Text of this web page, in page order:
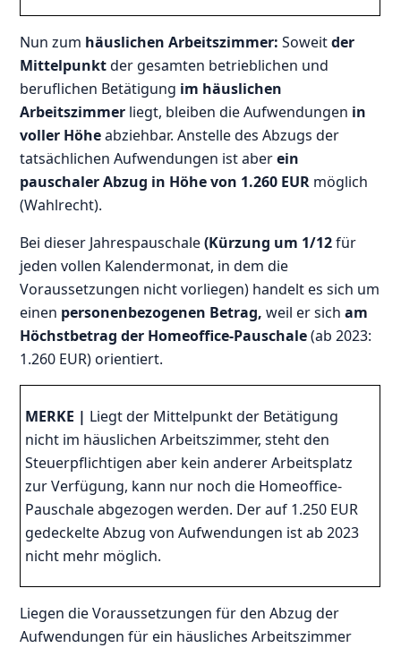
Nun zum häuslichen Arbeitszimmer:Soweitder
Mittelpunktder gesamten betrieblichen und
beruflichen Betätigung im häuslichen
Arbeitszimmer liegt, bleiben die Aufwendungen in
voller Höheabziehbar. Anstelle des Abzugs der
tatsächlichen Aufwendungen ist aberein
pauschaler Abzug in Höhe von 1.260 EUR möglich
(Wahlrecht).
Bei dieser Jahrespauschale(Kürzung um 1/12für
jeden vollen Kalendermonat, in dem die
Voraussetzungen nicht vorliegen) handelt es sich um
einen personenbezogenen Betrag, weil er sicham
Höchstbetrag der Homeoffice-Pauschale(ab 2023:
1.260 EUR) orientiert.
MERKE | Liegt der Mittelpunkt der Betätigung
nicht im häuslichen Arbeitszimmer, steht den
Steuerpflichtigen aber kein anderer Arbeitsplatz
zur Verfügung, kann nur noch die Homeoffice-
Pauschale abgezogen werden. Der auf 1.250 EUR
gedeckelte Abzug von Aufwendungen ist ab 2023
nicht mehr möglich.
Liegen die Voraussetzungen für den Abzug der
Aufwendungen für ein häusliches Arbeitszimmer